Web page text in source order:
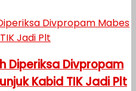
Diperiksa Divpropam
Kabid TIK Jadi Plt